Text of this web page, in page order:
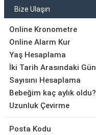
Bize Ulaşın
Online Kronometre
Online Alarm Kur
Yaş Hesaplama
İki Tarih Arasındaki Gün
Sayısını Hesaplama
Bebeğim kaç aylık oldu?
Uzunluk Çevirme
Posta Kodu